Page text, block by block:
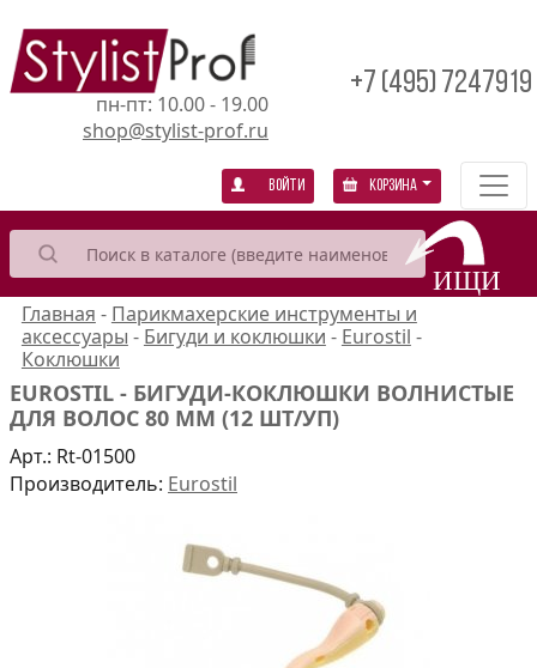
пн-пт: 10.00 - 19.00
shop@stylist-prof.ru
+7 (495) 7247919
Войти Корзина
Главная - Парикмахерские инструменты и
аксессуары - Бигуди и коклюшки - Eurostil -
Коклюшки
EUROSTIL - БИГУДИ-КОКЛЮШКИ ВОЛНИСТЫЕ
ДЛЯ ВОЛОС 80 ММ (12 ШТ/УП)
Арт.: Rt-01500
Производитель: Eurostil